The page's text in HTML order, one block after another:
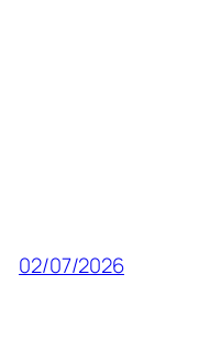
02/07/2026